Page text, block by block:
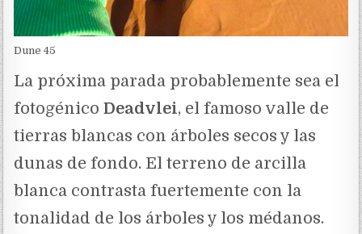
Dune 45
La próxima parada probablemente sea el
fotogénicoDeadvlei, el famoso valle de
tierras blancas con árboles secos y las
dunas de fondo. El terreno de arcilla
blanca contrasta fuertemente con la
tonalidad de los árboles y los médanos.